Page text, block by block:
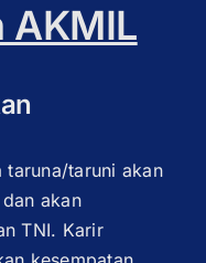
AKMIL
taruna/taruni akan
akan
TNI. Karir